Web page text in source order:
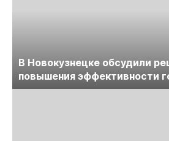
В Новокузнецке обсудили
повышения эффективности
предприятий